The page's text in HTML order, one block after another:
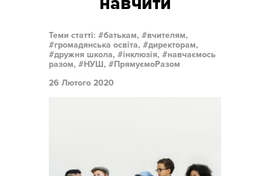
Теми статті: батькам,
вчителям,
громадянська освіта,
директорам,
дружня школа,
інклюзія,
навчаємось
разом,
НУШ,
ПрямуємоРазом
26 Лютого 2020